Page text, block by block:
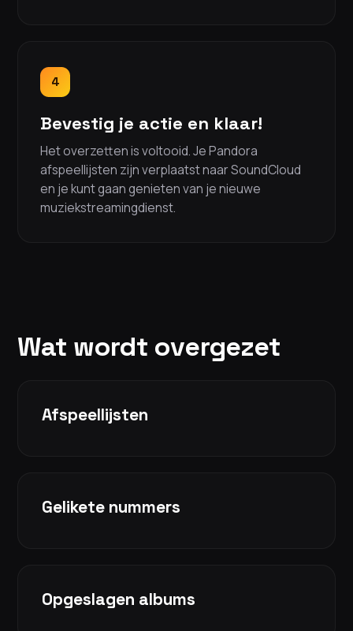
4
Bevestig je actie en klaar!
Het overzetten is voltooid. Je Pandora
afspeellijsten zijn verplaatst naar SoundCloud
en je kunt gaan genieten van je nieuwe
muziekstreamingdienst.
Wat wordt overgezet
Afspeellijsten
Gelikete nummers
Opgeslagen albums